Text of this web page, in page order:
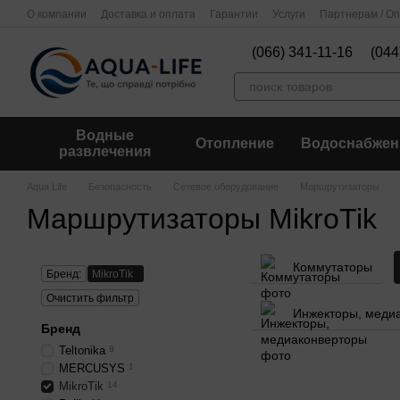
Перейти к основному контенту
О компании Доставка и оплата Гарантии Услуги Партнерам /
(066) 341-11-16
Водные
развлечения
Отопление
Aqua Life Безопасность Сетевое оборудование Маршрутизаторы
Маршрутизаторы MikroTik
Коммутаторы
Инжекторы,
Бренд:
MikroTik
Очистить фильтр
Бренд
Teltonika 8
MERCUSYS 1
MikroTik 14